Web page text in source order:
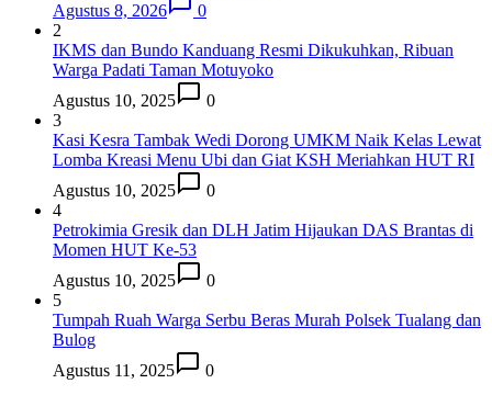
Agustus 8, 2026
0
2
IKMS dan Bundo Kanduang Resmi Dikukuhkan, Ribuan
Warga Padati Taman Motuyoko
Agustus 10, 2025
0
3
Kasi Kesra Tambak Wedi Dorong UMKM Naik Kelas Lewat
Lomba Kreasi Menu Ubi dan Giat KSH Meriahkan HUT RI
Agustus 10, 2025
0
4
Petrokimia Gresik dan DLH Jatim Hijaukan DAS Brantas di
Momen HUT Ke-53
Agustus 10, 2025
0
5
Tumpah Ruah Warga Serbu Beras Murah Polsek Tualang dan
Bulog
Agustus 11, 2025
0